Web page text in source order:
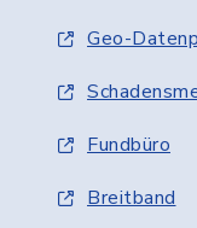
Geo-
Fundbüro
Breitband